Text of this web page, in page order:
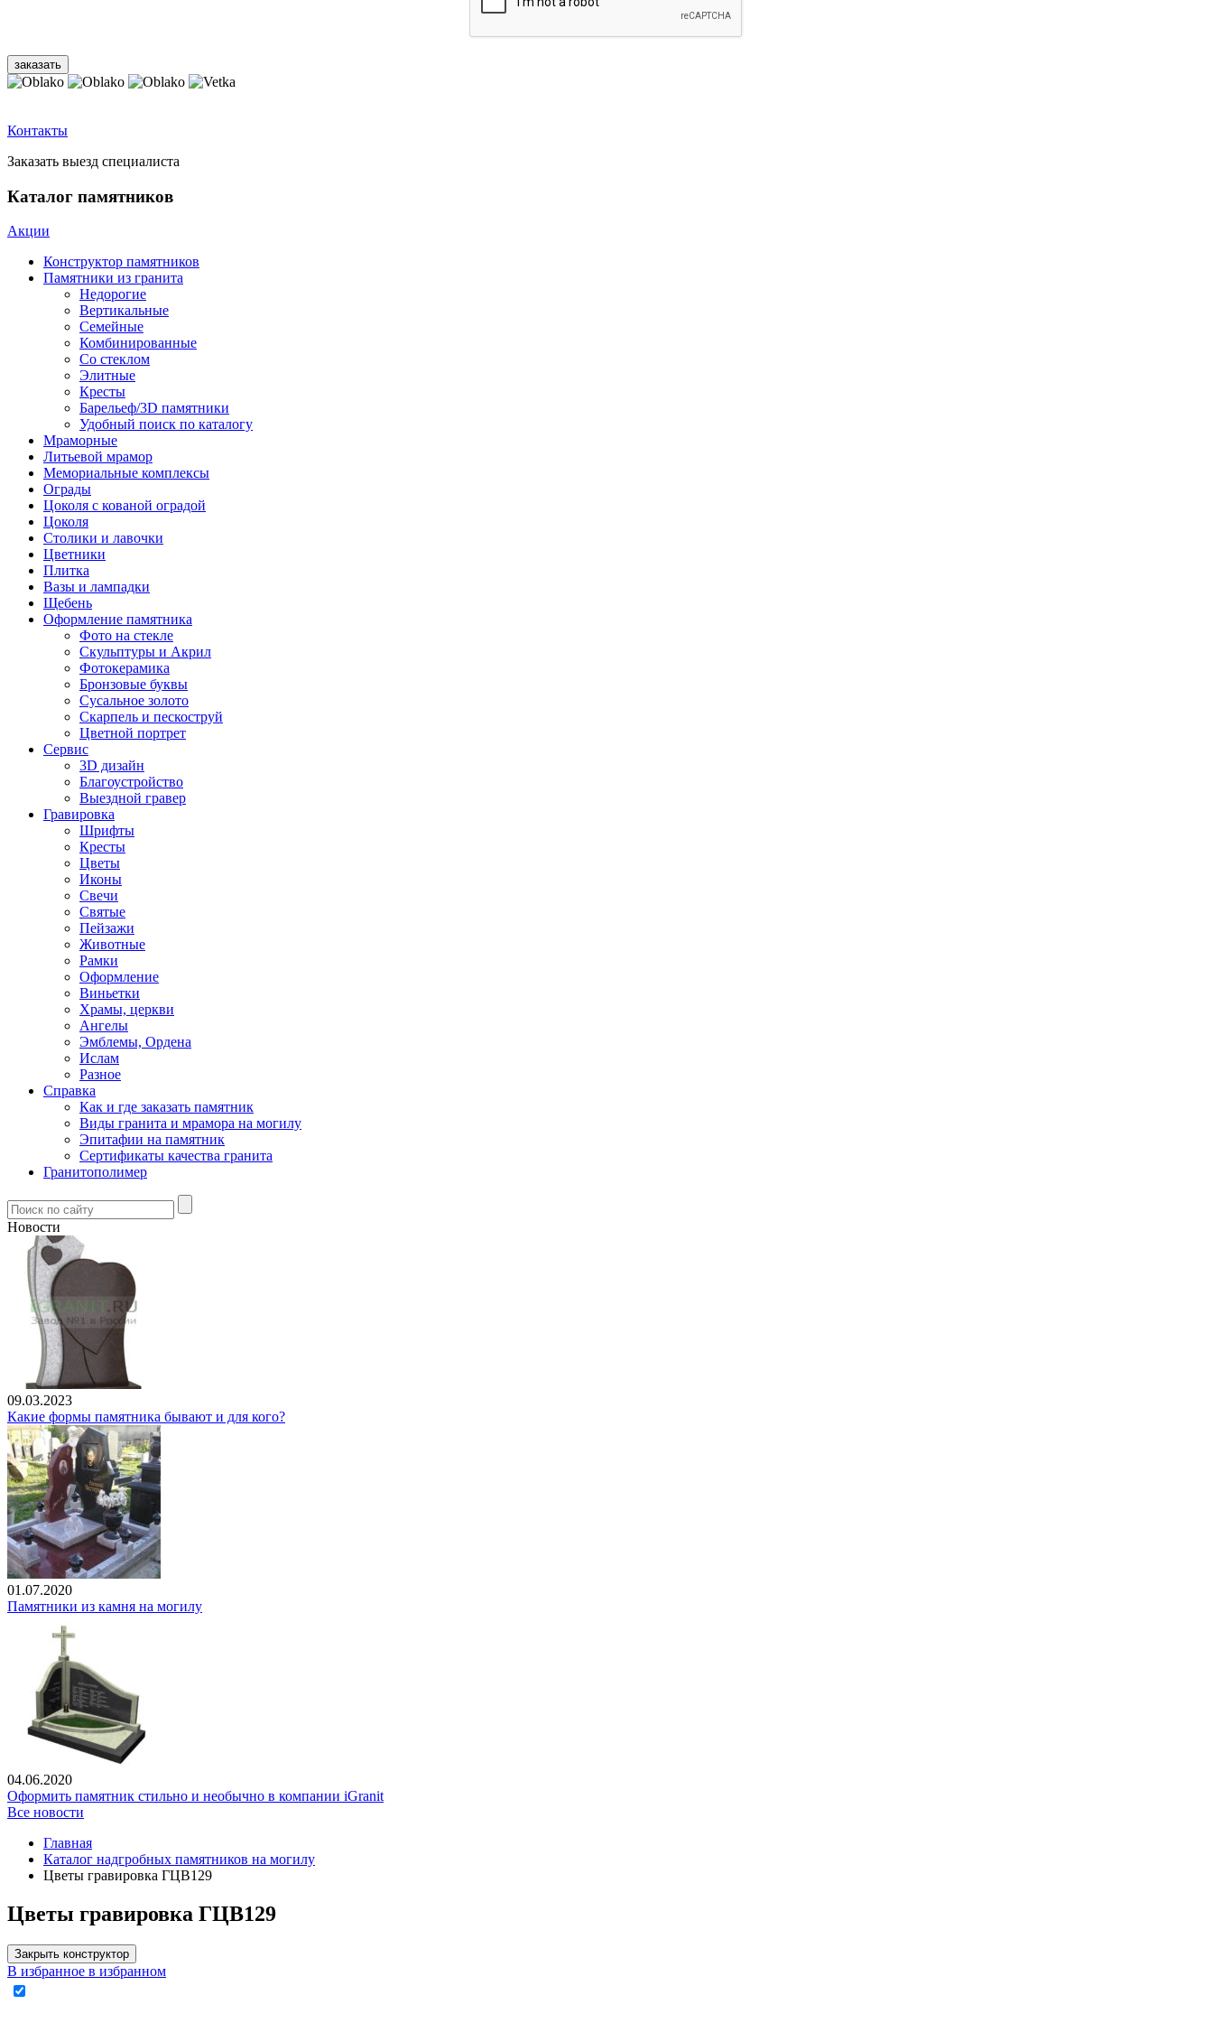
Контакты
Заказать выезд специалиста
Каталог памятников
Акции
Конструктор памятников
Памятники из гранита
Недорогие
Вертикальные
Семейные
Комбинированные
Со стеклом
Элитные
Кресты
Барельеф/3D памятники
Удобный поиск по каталогу
Мраморные
Литьевой мрамор
Мемориальные комплексы
Ограды
Цоколя с кованой оградой
Цоколя
Столики и лавочки
Цветники
Плитка
Вазы и лампадки
Щебень
Оформление памятника
Фото на стекле
Скульптуры и Акрил
Фотокерамика
Бронзовые буквы
Сусальное золото
Скарпель и пескоструй
Цветной портрет
Сервис
3D дизайн
Благоустройство
Выездной гравер
Гравировка
Шрифты
Кресты
Цветы
Иконы
Свечи
Святые
Пейзажи
Животные
Рамки
Оформление
Виньетки
Храмы, церкви
Ангелы
Эмблемы, Ордена
Ислам
Разное
Справка
Как и где заказать памятник
Виды гранита и мрамора на могилу
Эпитафии на памятник
Сертификаты качества гранита
Гранитополимер
Новости
09.03.2023
Какие формы памятника бывают и для кого?
01.07.2020
Памятники из камня на могилу
04.06.2020
Оформить памятник стильно и необычно в компании iGranit
Все новости
Главная
Каталог надгробных памятников на могилу
Цветы гравировка ГЦВ129
Цветы гравировка ГЦВ129
Закрыть конструктор
В избранное в избранном